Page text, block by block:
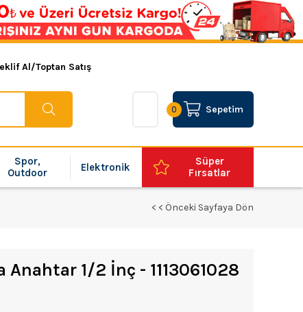
Al/Toptan Satış
Sepetim
0
Spor,
Outdoor
Elektronik
Süper
Fırsatlar
< < Önceki Sayfaya Dön
1/2 İnç - 1113061028